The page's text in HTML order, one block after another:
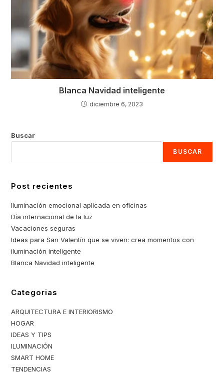
Blanca Navidad inteligente
diciembre 6, 2023
Buscar
BUSCAR
Post recientes
Iluminación emocional aplicada en oficinas
Día internacional de la luz
Vacaciones seguras
Ideas para San Valentín que se viven: crea momentos con
iluminación inteligente
Blanca Navidad inteligente
Categorias
ARQUITECTURA E INTERIORISMO
HOGAR
IDEAS Y TIPS
ILUMINACIÓN
SMART HOME
TENDENCIAS